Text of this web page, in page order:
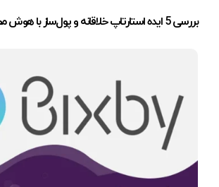
بررسی 5 ایده استارتاپ خلاقانه و پول‌ساز با هوش مصنوعی